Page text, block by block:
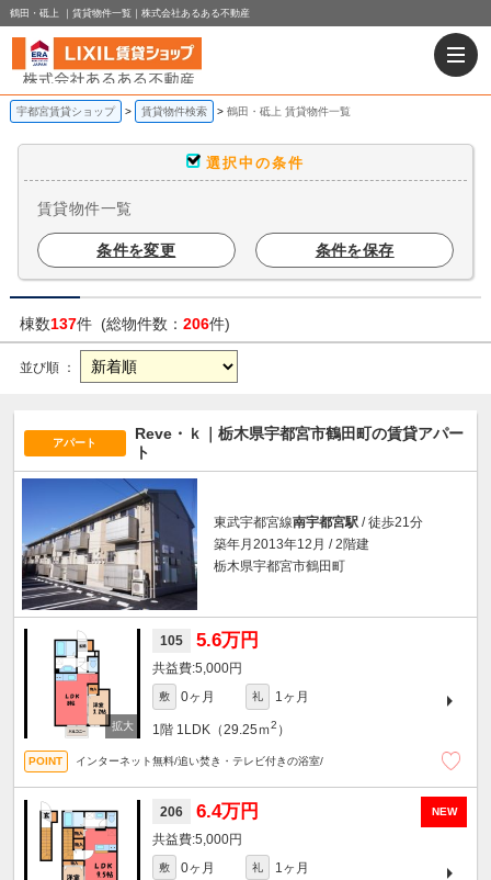
鶴田・砥上 ｜賃貸物件一覧｜株式会社あるある不動産
宇都宮賃貸ショップ 賃貸物件検索 鶴田・砥上 賃貸物件一覧
選択中の条件
賃貸物件一覧
条件を変更 条件を保存
棟数137件 (総物件数： 206件)
並び順 ：
アパート
Reve・ｋ｜栃木県宇都宮市鶴田町の賃貸アパー
ト
東武宇都宮線南宇都宮駅 / 徒歩21分
築年月2013年12月 / 2階建
栃木県宇都宮市鶴田町
105 5.6万円
5,000円
敷 0ヶ月 礼 1ヶ月
1階 1LDK（29.25ｍ2 ）
インターネット無料/追い焚き・テレビ付きの浴室/
NEW
206 6.4万円
5,000円
敷 0ヶ月 礼 1ヶ月